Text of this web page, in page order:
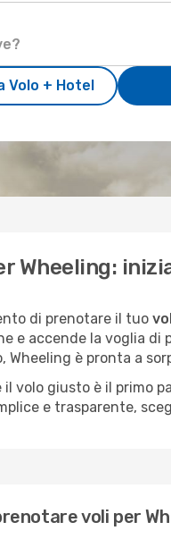
Volo + Hotel
Wheeling:
di prenotare il tuo
e accende la voglia di
Wheeling è pronta a
il volo giusto è il primo
e trasparente,
voli per